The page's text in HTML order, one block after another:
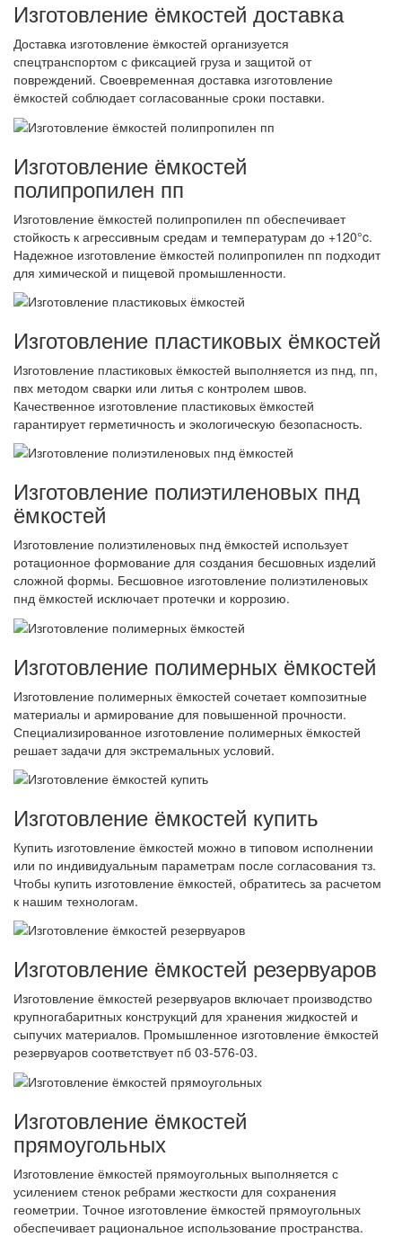
Изготовление ёмкостей доставка
Доставка изготовление ёмкостей организуется
спецтранспортом с фиксацией груза и защитой от
повреждений. Своевременная доставка изготовление
ёмкостей соблюдает согласованные сроки поставки.
Изготовление ёмкостей
полипропилен пп
Изготовление ёмкостей полипропилен пп обеспечивает
стойкость к агрессивным средам и температурам до +120°c.
Надежное изготовление ёмкостей полипропилен пп подходит
для химической и пищевой промышленности.
Изготовление пластиковых ёмкостей
Изготовление пластиковых ёмкостей выполняется из пнд, пп,
пвх методом сварки или литья с контролем швов.
Качественное изготовление пластиковых ёмкостей
гарантирует герметичность и экологическую безопасность.
Изготовление полиэтиленовых пнд
ёмкостей
Изготовление полиэтиленовых пнд ёмкостей использует
ротационное формование для создания бесшовных изделий
сложной формы. Бесшовное изготовление полиэтиленовых
пнд ёмкостей исключает протечки и коррозию.
Изготовление полимерных ёмкостей
Изготовление полимерных ёмкостей сочетает композитные
материалы и армирование для повышенной прочности.
Специализированное изготовление полимерных ёмкостей
решает задачи для экстремальных условий.
Изготовление ёмкостей купить
Купить изготовление ёмкостей можно в типовом исполнении
или по индивидуальным параметрам после согласования тз.
Чтобы купить изготовление ёмкостей, обратитесь за расчетом
к нашим технологам.
Изготовление ёмкостей резервуаров
Изготовление ёмкостей резервуаров включает производство
крупногабаритных конструкций для хранения жидкостей и
сыпучих материалов. Промышленное изготовление ёмкостей
резервуаров соответствует пб 03-576-03.
Изготовление ёмкостей
прямоугольных
Изготовление ёмкостей прямоугольных выполняется с
усилением стенок ребрами жесткости для сохранения
геометрии. Точное изготовление ёмкостей прямоугольных
обеспечивает рациональное использование пространства.